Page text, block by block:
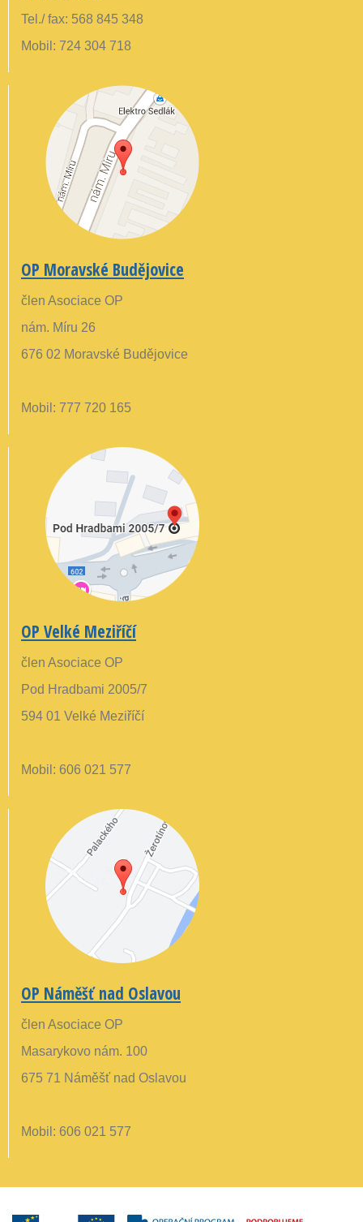
Tel./ fax: 568 845 348
Mobil: 724 304 718
OP Moravské Budějovice
člen Asociace OP
nám. Míru 26
676 02 Moravské Budějovice
Mobil: 777 720 165
OP Velké Meziříčí
člen Asociace OP
Pod Hradbami 2005/7
594 01 Velké Meziříčí
Mobil: 606 021 577
OP Náměšť nad Oslavou
člen Asociace OP
Masarykovo nám. 100
675 71 Náměšť nad Oslavou
Mobil: 606 021 577